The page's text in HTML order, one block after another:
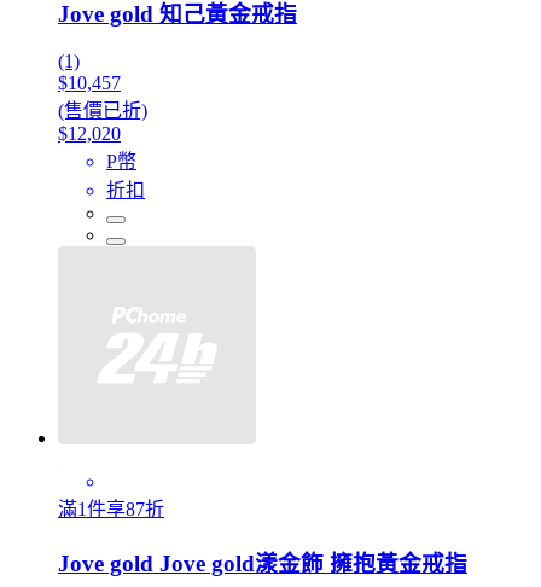
Jove gold 知己黃金戒指
(1)
$10,457
(售價已折)
$12,020
P幣
折扣
滿1件享87折
Jove gold Jove gold漾金飾 擁抱黃金戒指